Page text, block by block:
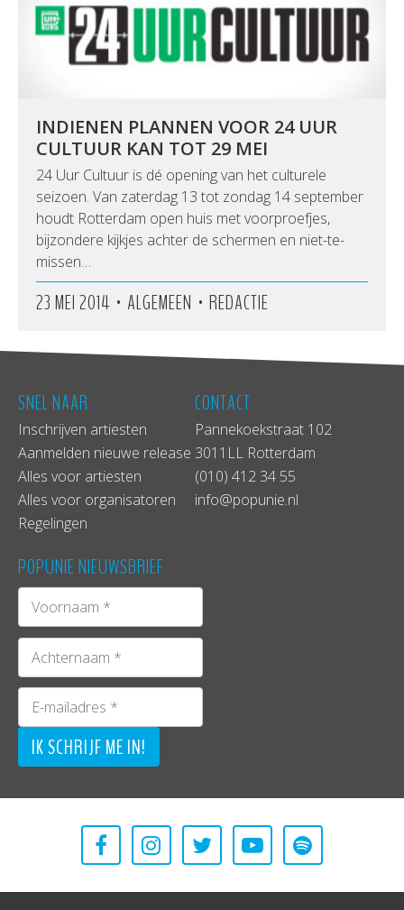
INDIENEN PLANNEN VOOR 24 UUR
CULTUUR KAN TOT 29 MEI
24 Uur Cultuur is dé opening van het culturele
seizoen. Van zaterdag 13 tot zondag 14 september
houdt Rotterdam open huis met voorproefjes,
bijzondere kijkjes achter de schermen en niet-te-
missen…
23 MEI 2014 • ALGEMEEN • REDACTIE
SNEL NAAR
Inschrijven artiesten
Aanmelden nieuwe release
Alles voor artiesten
Alles voor organisatoren
Regelingen
CONTACT
Pannekoekstraat 102
3011LL Rotterdam
(010) 412 34 55
info@popunie.nl
POPUNIE NIEUWSBRIEF